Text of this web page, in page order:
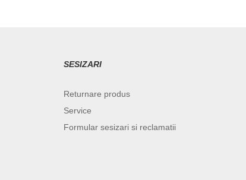
SESIZARI
Returnare produs
Service
Formular sesizari si reclamatii